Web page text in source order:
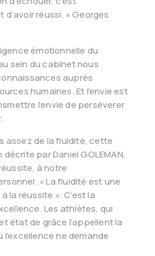
d’avoir réussi. » Georges
émotionnelle du
sein du cabinet nous
auprès
humaines. Et l’envie est
l’envie de perséverer
assez de la fluidité, cette
par Daniel GOLEMAN,
à notre
« La fluidité est une
la réussite ». C’est la
Les athlètes, qui
état de grâce l’appellent la
l’excellence ne demande